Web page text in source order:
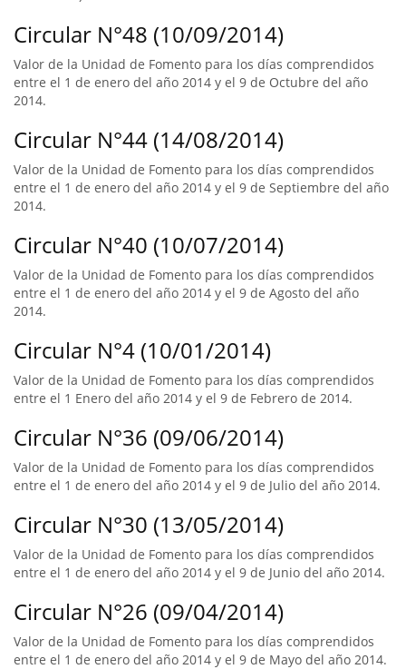
Circular N°48 (10/09/2014)
Valor de la Unidad de Fomento para los días comprendidos
entre el 1 de enero del año 2014 y el 9 de Octubre del año
2014.
Circular N°44 (14/08/2014)
Valor de la Unidad de Fomento para los días comprendidos
entre el 1 de enero del año 2014 y el 9 de Septiembre del año
2014.
Circular N°40 (10/07/2014)
Valor de la Unidad de Fomento para los días comprendidos
entre el 1 de enero del año 2014 y el 9 de Agosto del año
2014.
Circular N°4 (10/01/2014)
Valor de la Unidad de Fomento para los días comprendidos
entre el 1 Enero del año 2014 y el 9 de Febrero de 2014.
Circular N°36 (09/06/2014)
Valor de la Unidad de Fomento para los días comprendidos
entre el 1 de enero del año 2014 y el 9 de Julio del año 2014.
Circular N°30 (13/05/2014)
Valor de la Unidad de Fomento para los días comprendidos
entre el 1 de enero del año 2014 y el 9 de Junio del año 2014.
Circular N°26 (09/04/2014)
Valor de la Unidad de Fomento para los días comprendidos
entre el 1 de enero del año 2014 y el 9 de Mayo del año 2014.